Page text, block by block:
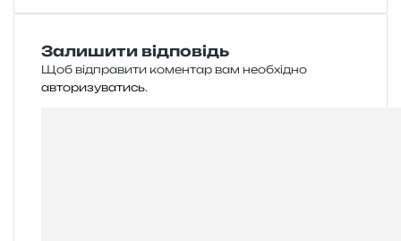
Залишити відповідь
Щоб відправити коментар вам необхідно
авторизуватись.